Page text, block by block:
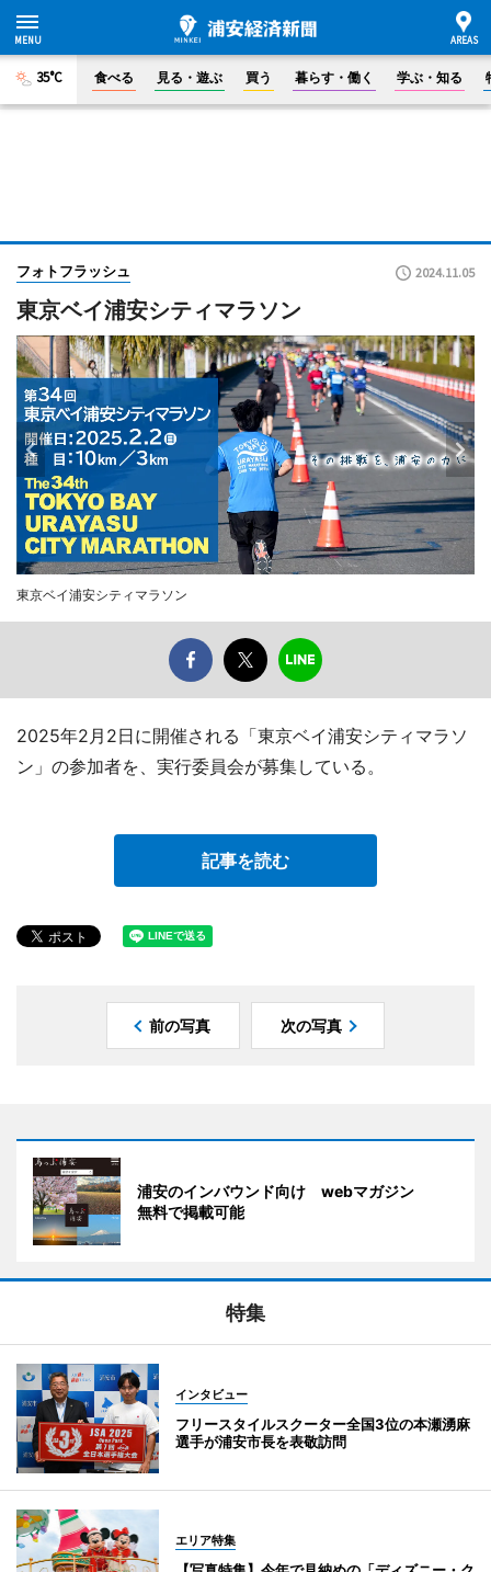
35°C 食べる 見る・遊ぶ 買う 暮らす・働く 学ぶ・知る
フォトフラッシュ 2024.11.05
東京ベイ浦安シティマラソン
東京ベイ浦安シティマラソン
2025年2月2日に開催される「東京ベイ浦安シティマラソ
ン」の参加者を、実行委員会が募集している。
記事を読む
前の写真 次の写真
浦安のインバウンド向け webマガジン
無料で掲載可能
特集
インタビュー
フリースタイルスクーター全国3位の本瀬湧麻
選手が浦安市長を表敬訪問
エリア特集